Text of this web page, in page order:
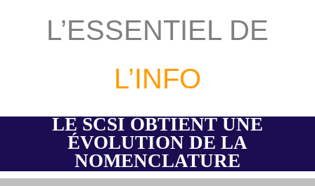
L’ESSENTIEL DE
L’INFO
LE SCSI OBTIENT UNE
ÉVOLUTION DE LA
NOMENCLATURE